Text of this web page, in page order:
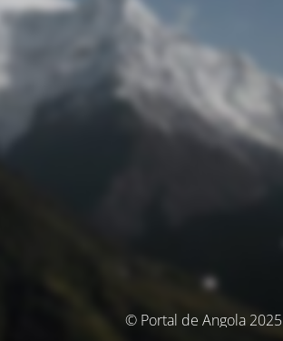
© Portal de Angola 2025